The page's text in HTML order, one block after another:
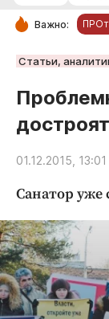
Обнинск
Статьи
Криминал
Культура
Важно:
Статьи,
01.12.2015, 13:01
Санатор уже